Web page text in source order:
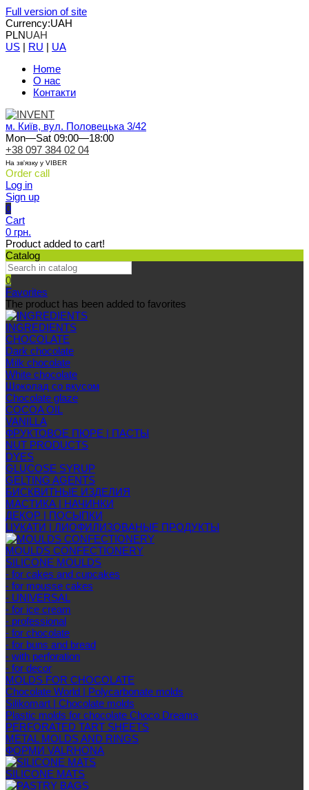
Full version of site
Currency:UAH
PLNUAH
US | RU | UA
Home
О нас
Контакти
м. Київ, вул. Половецька 3/42
Mon—Sat 09:00—18:00
+38 097 384 02 04
На зв'язку у VIBER
Order call
Log in
Sign up
0
Cart
0 грн.
Product added to cart!
Catalog
0
Favorites
The product has been added to favorites
INGREDIENTS
CHOCOLATE
Dark chocolate
Milk chocolate
White chocolate
Шоколад со вкусом
Chocolate glaze
COCOA OIL
VANILLA
ФРУКТОВОЕ ПЮРЕ | ПАСТЫ
NUT PRODUCTS
DYES
GLUCOSE SYRUP
GELTING AGENTS
БИСКВИТНЫЕ ИЗДЕЛИЯ
МАСТИКА | НАЧИНКИ
ДЕКОР | ПОСЫПКИ
ЦУКАТИ | ЛИОФИЛИЗОВАНЫЕ ПРОДУКТЫ
MOULDS CONFECTIONERY
SILICONE MOULDS
- for cakes and cupcakes
- for mousse cakes
- UNIVERSAL
- for ice cream
- professional
- for chocolate
- for buns and bread
- with perforation
- for decor
MOLDS FOR CHOCOLATE
Chocolate World | Polycarbonate molds
Silikomart | Chocolate molds
Plastic molds for chocolate Choco Dreams
PERFORATED TART SHEETS
METAL MOLDS AND RINGS
ФОРМИ VALRHONA
SILICONE MATS